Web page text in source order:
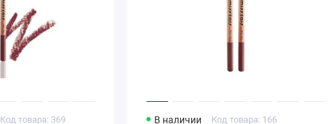
Код товара: 369 В наличии Код товара: 166